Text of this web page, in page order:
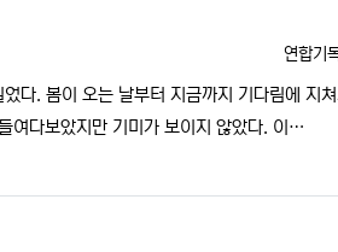
등록자
연합기
다. 봄이 오는 날부터 지금까지 기다림에 지쳐
여다보았지만 기미가 보이지 않았다. 이…